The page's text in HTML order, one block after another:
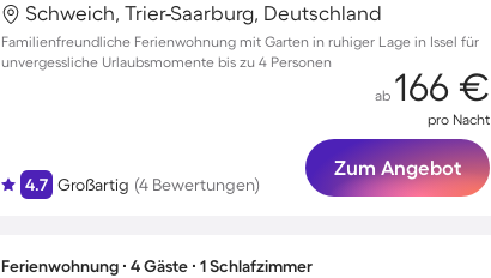
Schweich, Trier-Saarburg, Deutschland
Familienfreundliche Ferienwohnung mit Garten in ruhiger Lage in Issel für
unvergessliche Urlaubsmomente bis zu 4 Personen
4.7 Großartig (4 Bewertungen)
ab 166 €
pro Nacht
Zum Angebot
Ferienwohnung ∙ 4 Gäste ∙ 1 Schlafzimmer